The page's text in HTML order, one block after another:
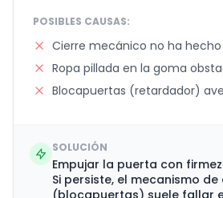
POSIBLES CAUSAS:
Cierre mecánico no ha
Ropa pillada en la goma
Blocapuertas (retardador)
SOLUCIÓN
Empujar la puerta con
Si persiste, el mecanismo